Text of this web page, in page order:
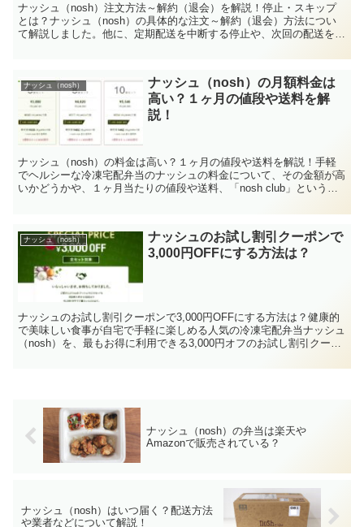
ナッシュ（nosh）注文方法～解約（退会）を解説！停止・スキップ
とは？ナッシュ（nosh）の具体的な注文～解約（退会）方法につい
て解説しました。他に、定期配送を中断する停止や、次回の配送を1
ナッシュ（nosh）
ナッシュ（nosh）の月額料金は
高い？１ヶ月の値段や送料を解
説！
ナッシュ（nosh）の料金は高い？１ヶ月の値段や送料を解説！手軽
でヘルシーな冷凍宅配弁当のナッシュの料金について、その金額が高
いかどうかや、１ヶ月当たりの値段や送料、「nosh club」というラ
ナッシュ（nosh）
ナッシュのお試し割引クーポンで
3,000円OFFにする方法は？
ナッシュのお試し割引クーポンで3,000円OFFにする方法は？健康的
で美味しい食事が自宅で手軽に楽しめる人気の冷凍宅配弁当ナッシュ
（nosh）を、最もお得に利用できる3,000円オフのお試し割引クーポ
ナッシュ（nosh）の弁当は楽天や
Amazonで販売されている？
ナッシュ（nosh）はいつ届く？配送方法
や業者などについて解説！